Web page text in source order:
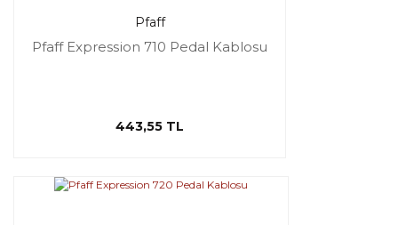
Pfaff
Pfaff Expression 710 Pedal Kablosu
443,55 TL